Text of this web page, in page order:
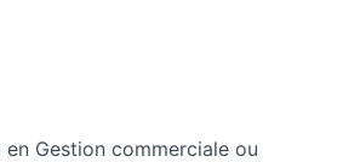
en Gestion commerciale ou